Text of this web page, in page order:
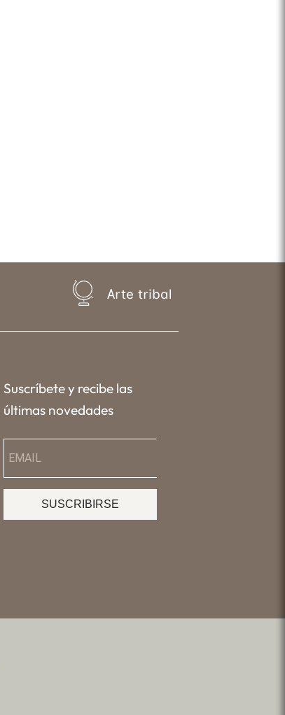
Arte tribal
Suscríbete y recibe las
últimas novedades
SUSCRIBIRSE